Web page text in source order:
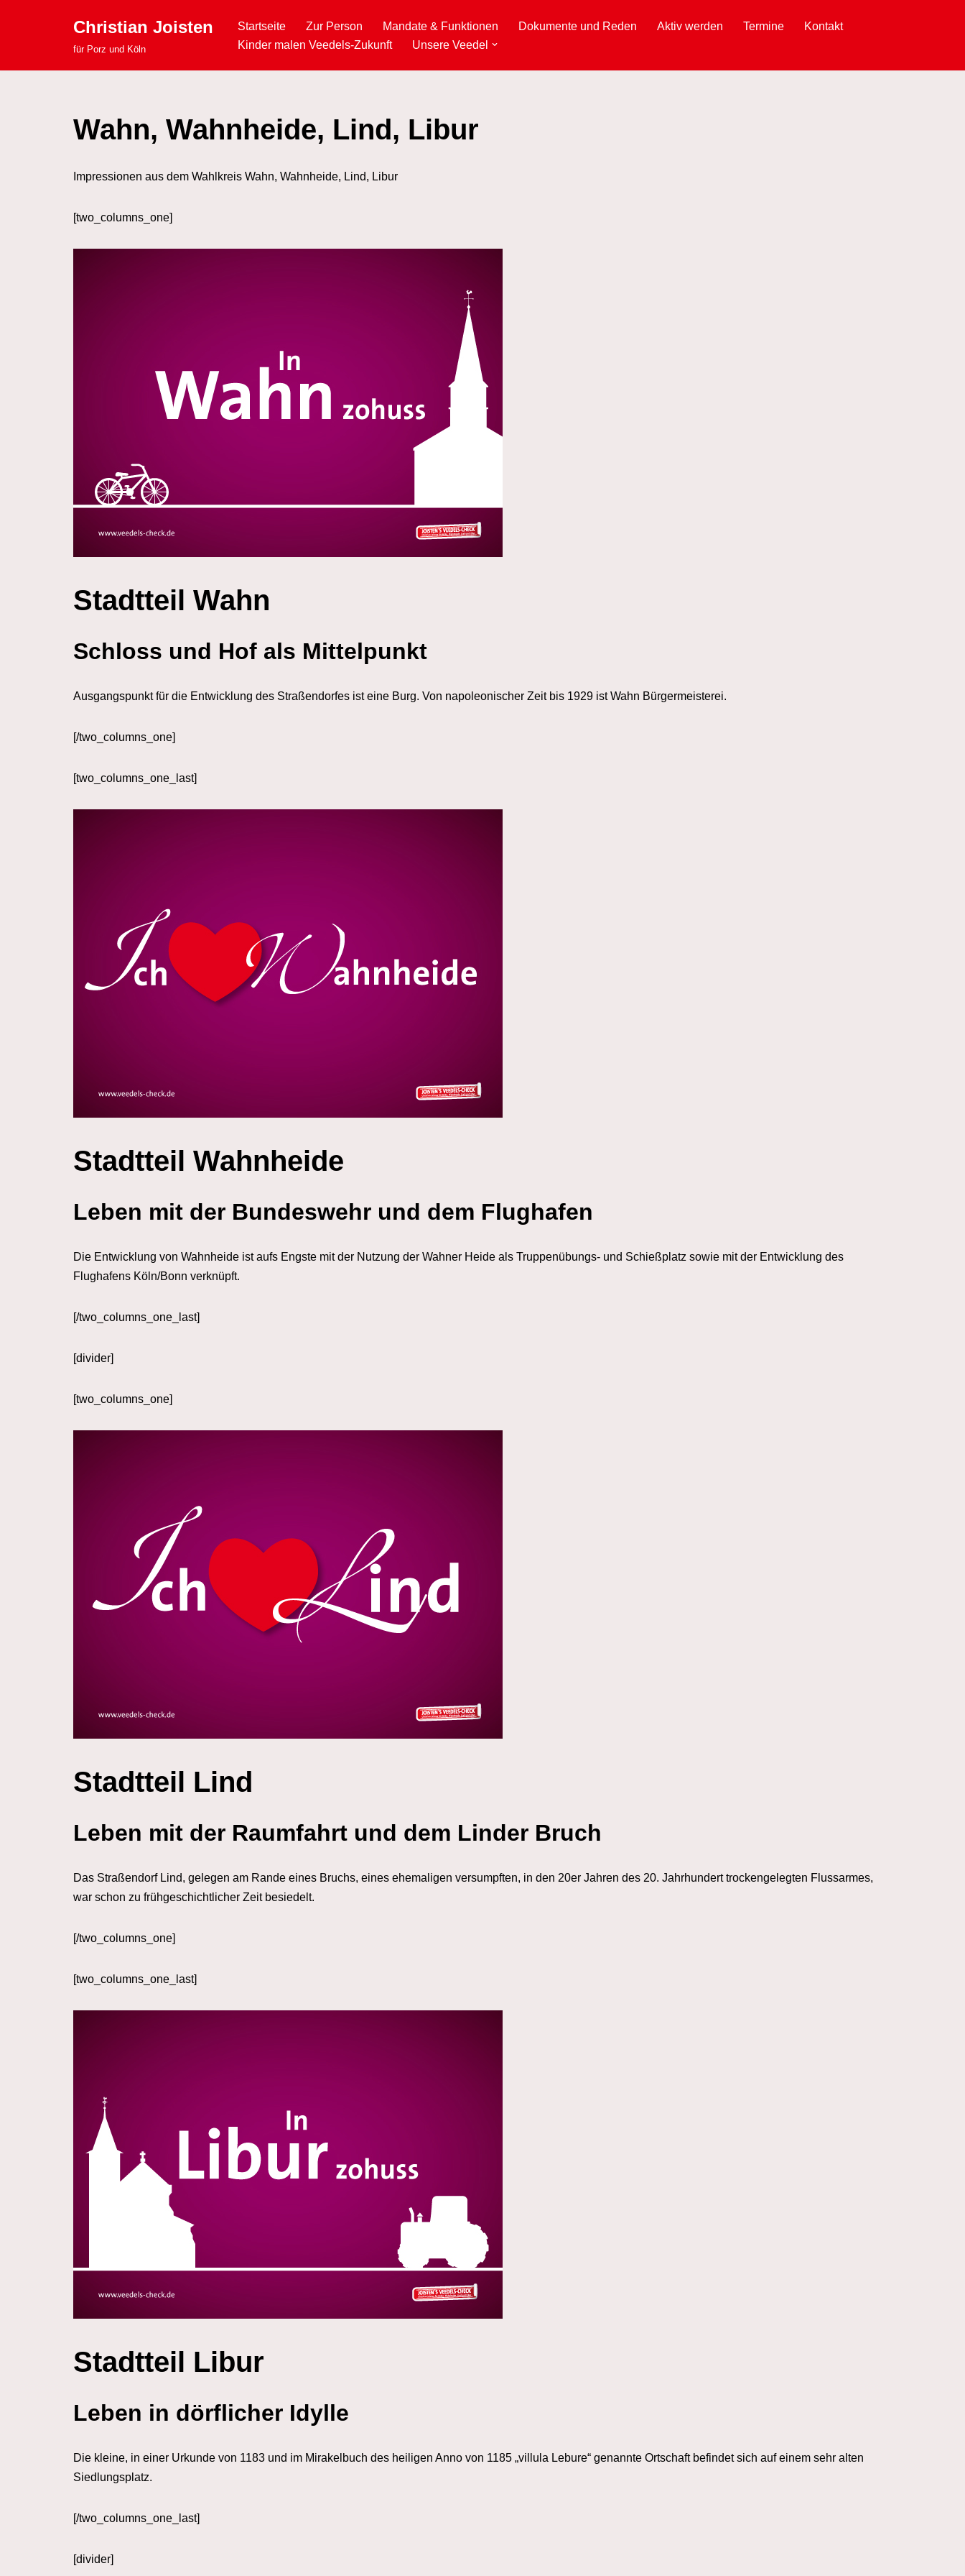
Christian Joisten
für Porz und Köln
Startseite Zur Person Mandate & Funktionen Dokumente und Reden Aktiv werden Termine
Kontakt
Kinder malen Veedels-Zukunft
Unsere Veedel
Wahn, Wahnheide, Lind, Libur
Impressionen aus dem Wahlkreis Wahn, Wahnheide, Lind, Libur
[two_columns_one]
Stadtteil Wahn
Schloss und Hof als Mittelpunkt
Ausgangspunkt für die Entwicklung des Straßendorfes ist eine Burg. Von napoleonischer Zeit bis 1929 ist Wahn Bürgermeisterei.
[/two_columns_one]
[two_columns_one_last]
Stadtteil Wahnheide
Leben mit der Bundeswehr und dem Flughafen
Die Entwicklung von Wahnheide ist aufs Engste mit der Nutzung der Wahner Heide als Truppenübungs- und Schießplatz sowie mit der Entwicklung des
Flughafens Köln/Bonn verknüpft.
[/two_columns_one_last]
[divider]
[two_columns_one]
Stadtteil Lind
Leben mit der Raumfahrt und dem Linder Bruch
Das Straßendorf Lind, gelegen am Rande eines Bruchs, eines ehemaligen versumpften, in den 20er Jahren des 20. Jahrhundert trockengelegten Flussarmes,
war schon zu frühgeschichtlicher Zeit besiedelt.
[/two_columns_one]
[two_columns_one_last]
Stadtteil Libur
Leben in dörflicher Idylle
Die kleine, in einer Urkunde von 1183 und im Mirakelbuch des heiligen Anno von 1185 „villula Lebure“ genannte Ortschaft befindet sich auf einem sehr alten
Siedlungsplatz.
[/two_columns_one_last]
[divider]